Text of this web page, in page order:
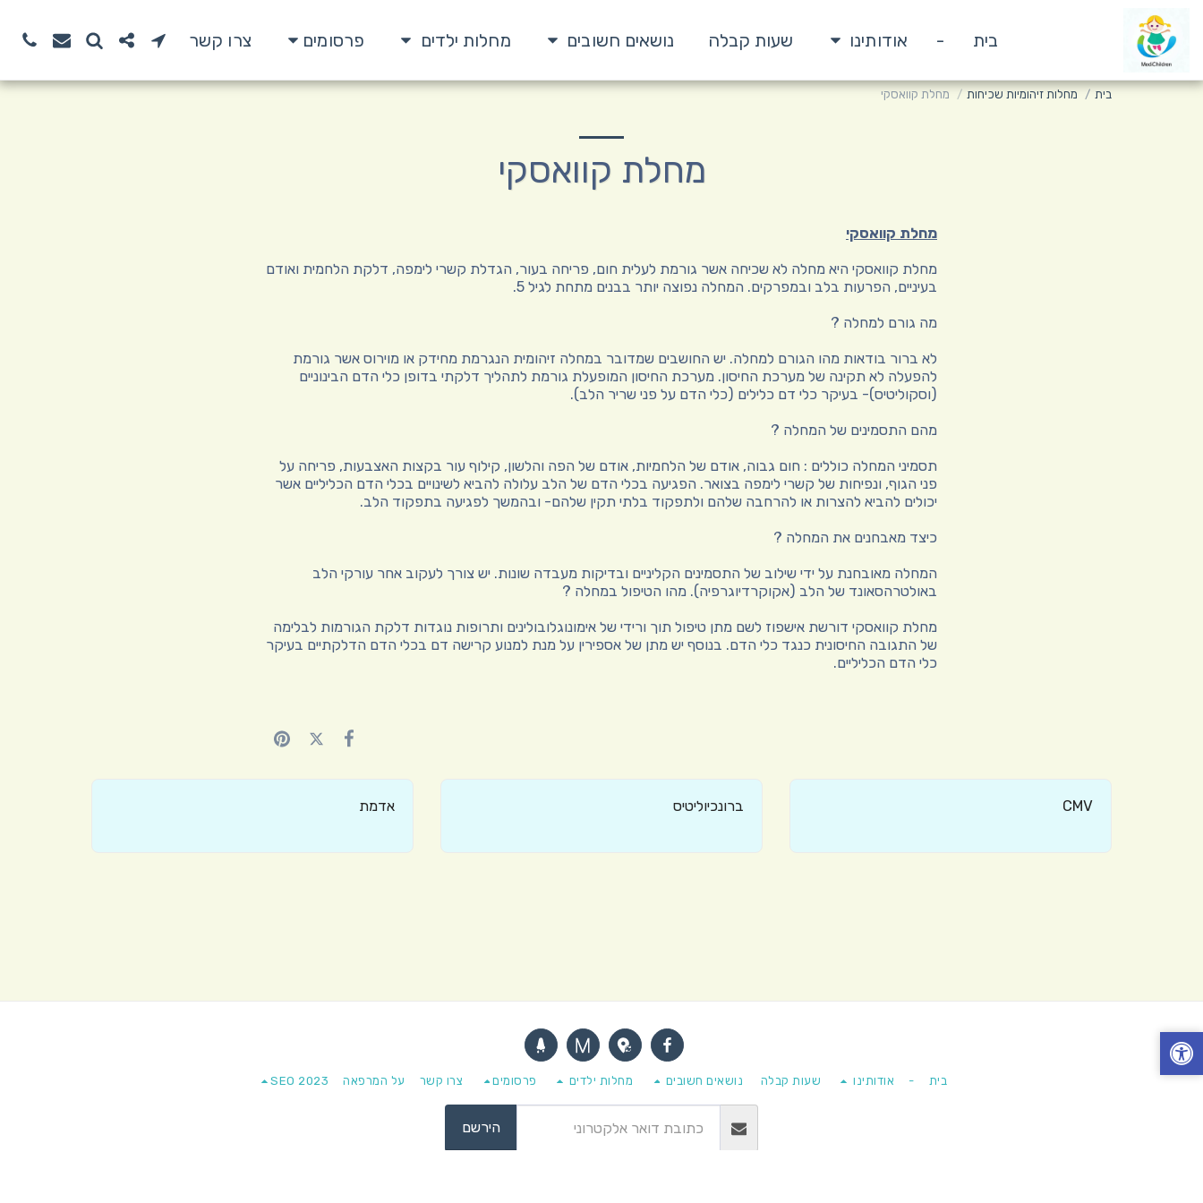
בית - אודותינו שעות קבלה נושאים חשובים מחלות ילדים פרסומים צרו קשר
בית מחלות זיהומיות שכיחות מחלת קוואסקי
מחלת קוואסקי
מחלת קוואסקי
מחלת קוואסקי היא מחלה לא שכיחה אשר גורמת לעלית חום, פריחה בעור, הגדלת קשרי לימפה, דלקת הלחמית ואודם
בעיניים, הפרעות בלב ובמפרקים. המחלה נפוצה יותר בבנים מתחת לגיל 5.
מה גורם למחלה ?
לא ברור בודאות מהו הגורם למחלה. יש החושבים שמדובר במחלה זיהומית הנגרמת מחידק או מוירוס אשר גורמת
להפעלה לא תקינה של מערכת החיסון. מערכת החיסון המופעלת גורמת לתהליך דלקתי בדופן כלי הדם הבינוניים
(וסקוליטיס)- בעיקר כלי דם כלילים (כלי הדם על פני שריר הלב).
מהם התסמינים של המחלה ?
תסמיני המחלה כוללים : חום גבוה, אודם של הלחמיות, אודם של הפה והלשון, קילוף עור בקצות האצבעות, פריחה על
פני הגוף, ונפיחות של קשרי לימפה בצואר. הפגיעה בכלי הדם של הלב עלולה להביא לשינויים בכלי הדם הכליליים אשר
יכולים להביא להצרות או להרחבה שלהם ולתפקוד בלתי תקין שלהם- ובהמשך לפגיעה בתפקוד הלב.
כיצד מאבחנים את המחלה ?
המחלה מאובחנת על ידי שילוב של התסמינים הקליניים ובדיקות מעבדה שונות. יש צורך לעקוב אחר עורקי הלב
באולטרהסאונד של הלב (אקוקרדיוגרפיה). מהו הטיפול במחלה ?
מחלת קוואסקי דורשת אישפוז לשם מתן טיפול תוך ורידי של אימונוגלובולינים ותרופות נוגדות דלקת הגורמות לבלימה
של התגובה החיסונית כנגד כלי הדם. בנוסף יש מתן של אספירין על מנת למנוע קרישה דם בכלי הדם הדלקתיים בעיקר
כלי הדם הכליליים.
CMV ברונכיוליטיס אדמת
בית - אודותינו שעות קבלה נושאים חשובים מחלות ילדים פרסומים צרו קשר על המרפאה SEO 2023
הירשם